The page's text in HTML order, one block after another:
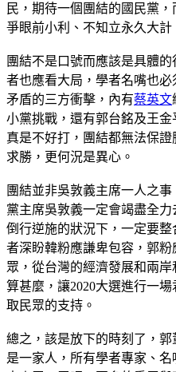
民，期待一個團結的國民黨
爭眼前小利、不知立永久大計
團結不是口號而應該是具體
者也應看大局，學者名嘴也必
矛盾的三方衝擊，內有蔡英文
小黨挑戰，還有郭台銘及王
真是不好打，團結都無法保
求勝，更何況是異心。
團結並非吳敦義主席一人之
黨主席吳敦義一定會竭盡全
倒行逆施的狀況下，一定要
者深盼韓粉應謙卑包容，郭
眾，從台灣的經濟發展和兩
算甚麼，讓2020大選進行一
取民眾的支持。
總之，該是放下的時刻了，
是一家人，所有學者專家、